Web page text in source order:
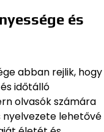
és
abban rejlik, hogy
időtálló
olvasók számára
nyelvezete lehetővé